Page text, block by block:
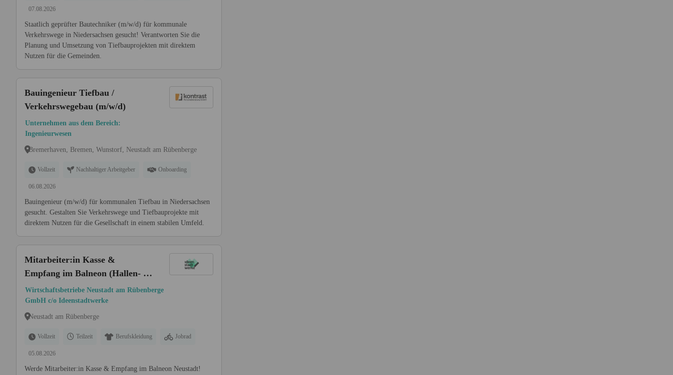
07.08.2026
Staatlich geprüfter Bautechniker (m/w/d) für kommunale
Verkehrswege in Niedersachsen gesucht! Verantworten Sie die
Planung und Umsetzung von Tiefbauprojekten mit direktem
Nutzen für die Gemeinden.
Bauingenieur Tiefbau /
Verkehrswegebau (m/w/d)
Unternehmen aus dem Bereich:
Ingenieurwesen
Bremerhaven, Bremen, Wunstorf, Neustadt am Rübenberge
Vollzeit Nachhaltiger Arbeitgeber Onboarding
06.08.2026
Bauingenieur (m/w/d) für kommunalen Tiefbau in Niedersachsen
gesucht. Gestalten Sie Verkehrswege und Tiefbauprojekte mit
direktem Nutzen für die Gesellschaft in einem stabilen Umfeld.
Mitarbeiter:in Kasse &
Empfang im Balneon (Hallen- &
Naturfreibad mit
Saunalandschaft) (m/w/d)
Wirtschaftsbetriebe Neustadt am Rübenberge
GmbH c/o Ideenstadtwerke
Neustadt am Rübenberge
Vollzeit Teilzeit Berufskleidung Jobrad
05.08.2026
Werde Mitarbeiter:in Kasse & Empfang im Balneon Neustadt!